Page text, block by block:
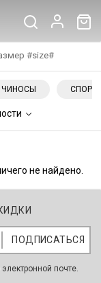
#size#
ЧИНОСЫ
не найдено.
почте.